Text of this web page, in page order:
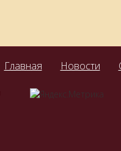
Главная Новости